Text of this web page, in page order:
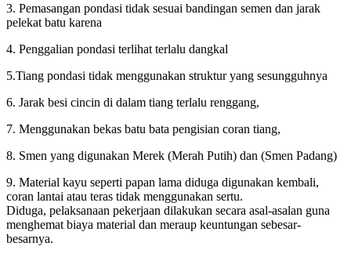
3. Pemasangan pondasi tidak sesuai bandingan semen dan jarak
pelekat batu karena
4. Penggalian pondasi terlihat terlalu dangkal
5.Tiang pondasi tidak menggunakan struktur yang sesungguhnya
6. Jarak besi cincin di dalam tiang terlalu renggang,
7. Menggunakan bekas batu bata pengisian coran tiang,
8. Smen yang digunakan Merek (Merah Putih) dan (Smen Padang)
9. Material kayu seperti papan lama diduga digunakan kembali,
coran lantai atau teras tidak menggunakan sertu.
Diduga, pelaksanaan pekerjaan dilakukan secara asal-asalan guna
menghemat biaya material dan meraup keuntungan sebesar-
besarnya.